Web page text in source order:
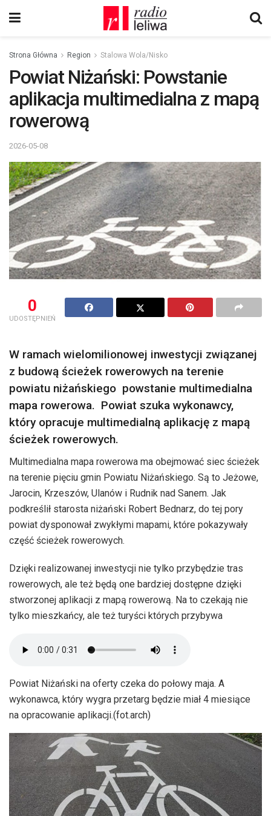
Strona Główna Region Stalowa Wola/Nisko
Powiat Niżański: Powstanie
aplikacja multimedialna z mapą
rowerową
2026-05-08
0
UDOSTĘPNIEŃ
W ramach wielomilionowej inwestycji związanej
z budową ścieżek rowerowych na terenie
powiatu niżańskiego powstanie multimedialna
mapa rowerowa. Powiat szuka wykonawcy,
który opracuje multimedialną aplikację z mapą
ścieżek rowerowych.
Multimedialna mapa rowerowa ma obejmować siec ścieżek
na terenie pięciu gmin Powiatu Niżańskiego. Są to Jeżowe,
Jarocin, Krzeszów, Ulanów i Rudnik nad Sanem. Jak
podkreślił starosta niżański Robert Bednarz, do tej pory
powiat dysponował zwykłymi mapami, które pokazywały
część ścieżek rowerowych.
Dzięki realizowanej inwestycji nie tylko przybędzie tras
rowerowych, ale też będą one bardziej dostępne dzięki
stworzonej aplikacji z mapą rowerową. Na to czekają nie
tylko mieszkańcy, ale też turyści których przybywa
Powiat Niżański na oferty czeka do połowy maja. A
wykonawca, który wygra przetarg będzie miał 4 miesiące
na opracowanie aplikacji.(fot.arch)